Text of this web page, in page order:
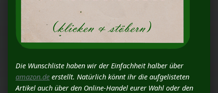
Die Wunschliste haben wir der Einfachheit halber über
amazon.de erstellt. Natürlich könnt ihr die aufgelisteten
Artikel auch über den Online-Handel eurer Wahl oder den